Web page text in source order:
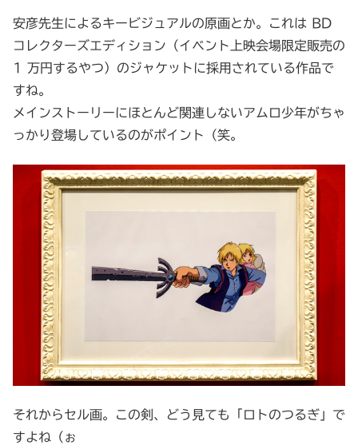
安彦先生によるキービジュアルの原画とか。これは BD
コレクターズエディション（イベント上映会場限定販売の
1 万円するやつ）のジャケットに採用されている作品で
すね。
メインストーリーにほとんど関連しないアムロ少年がちゃ
っかり登場しているのがポイント（笑。
それからセル画。この剣、どう見ても「ロトのつるぎ」で
すよね（ぉ